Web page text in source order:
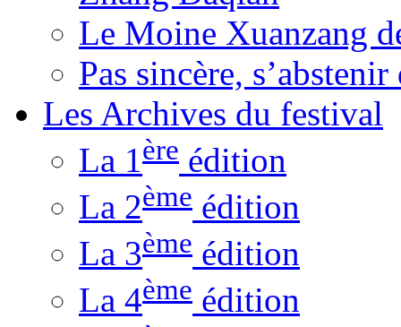
Le Moine Xuanzang
Pas sincère,
Les Archives du festival
La 1ère édition
La 2ème édition
La 3ème édition
La 4ème édition